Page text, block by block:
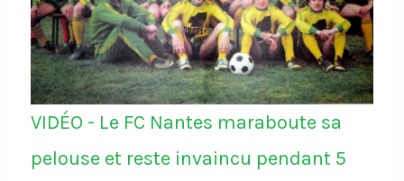
VIDÉO - Le FC Nantes maraboute sa
pelouse et reste invaincu pendant 5